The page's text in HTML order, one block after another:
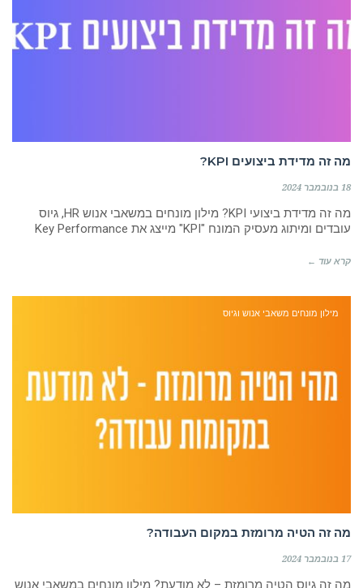
מה זה מדידת ביצועים KPI?
18 בנובמבר 2024
מה זה מדידת ביצועי KPI? מילון מונחים במשאבי אנוש HR, גיוס
עובדים ומיתוג מעסיק המונח "KPI" מייצג את Key Performance
קרא עוד ←
מילון מונחים משאבי אנוש וגיוס
מה זה הטיה מרומזת במקום העבודה?
17 בנובמבר 2024
מה זה גיוס הטיה מרומזת – לא מודעת? מילון מונחים במשאבי אנוש